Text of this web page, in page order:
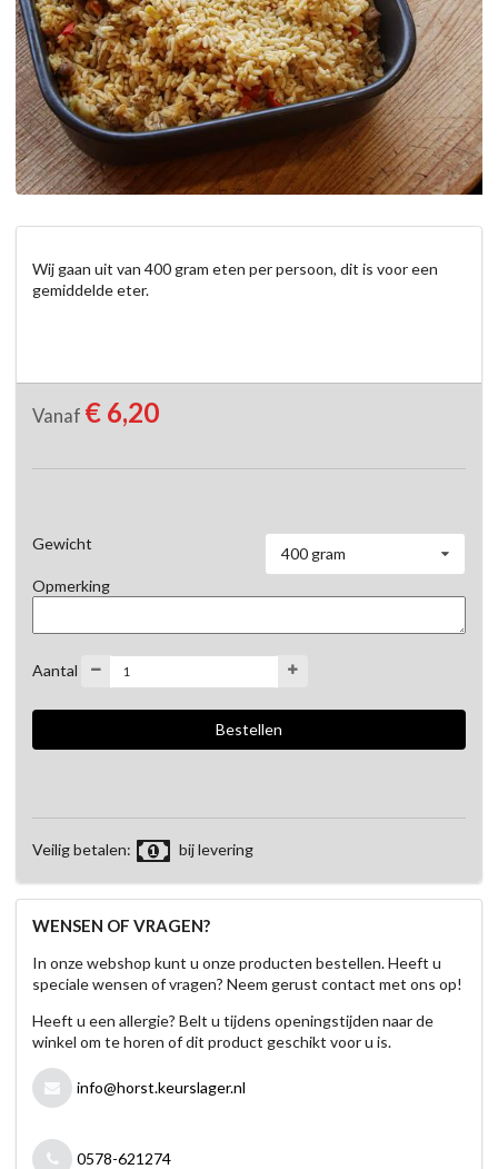
Wij gaan uit van 400 gram eten per persoon, dit is voor een
gemiddelde eter.
Vanaf € 6,20
Gewicht
400 gram
Opmerking
Aantal
Veilig betalen: bij levering
WENSEN OF VRAGEN?
In onze webshop kunt u onze producten bestellen. Heeft u
speciale wensen of vragen? Neem gerust contact met ons op!
Heeft u een allergie? Belt u tijdens openingstijden naar de
winkel om te horen of dit product geschikt voor u is.
info@horst.keurslager.nl
0578-621274